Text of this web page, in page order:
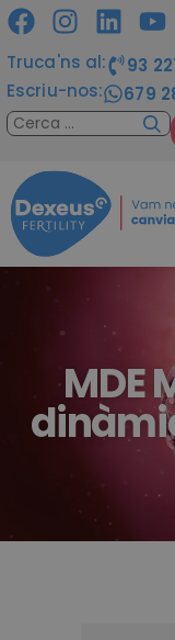
Truca'ns al:
93
Escriu-nos:
679
MDE